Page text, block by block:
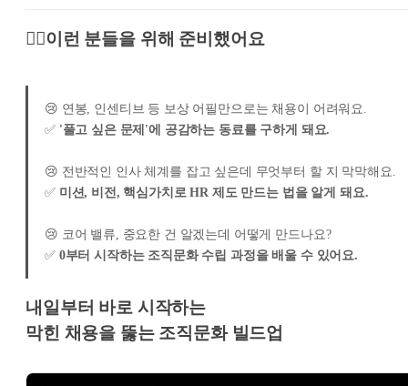
🙋‍♀️이런 분들을 위해 준비했어요
😢 연봉, 인센티브 등 보상 어필만으로는 채용이 어려워요.
✅ '풀고 싶은 문제'에 공감하는 동료를 구하게 돼요.
😢 전반적인 인사 체계를 잡고 싶은데 무엇부터 할 지 막막해요.
✅ 미션, 비전, 핵심가치로 HR 제도 만드는 법을 알게 돼요.
😢 코어 밸류, 중요한 건 알겠는데 어떻게 만드나요?
✅ 0부터 시작하는 조직문화 수립 과정을 배울 수 있어요.
내일부터 바로 시작하는
막힌 채용을 뚫는 조직문화 빌드업